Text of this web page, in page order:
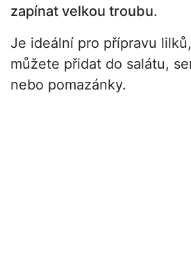
zapínat velkou troubu.
Je ideální pro přípravu
můžete přidat do salátu,
nebo pomazánky.